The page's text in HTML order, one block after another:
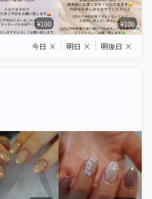
¥100 ¥100
今日 × 明日 × 明後日 ×